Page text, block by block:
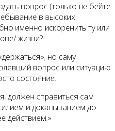
вопрос (только не бейте
в высоких
именно искоренить ту или
жизни?
но саму
вопрос или ситуацию
состояние.
должен справиться сам
и докапыванием до
действием.»